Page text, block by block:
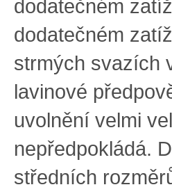
dodatečném
dodatečném
strmých svazích
lavinové
uvolnění velmi
nepředpokládá.
středních